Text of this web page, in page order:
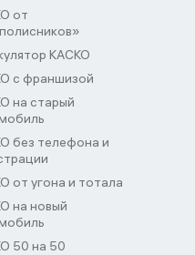
от
КАСКО
с франшизой
на старый
без телефона и
от угона и тотала
на новый
50 на 50